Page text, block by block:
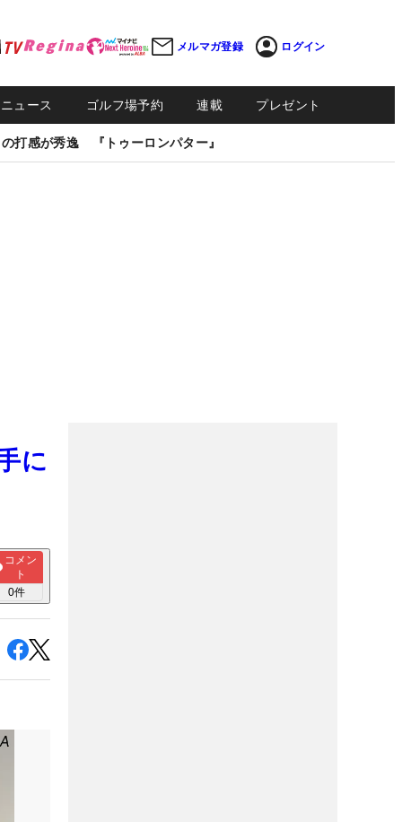
メルマガ登録 ログイン
ュース ゴルフ場予約 連載 プレゼント
打感が秀逸 『トゥーロンパター』
に
コメン
ト
0件